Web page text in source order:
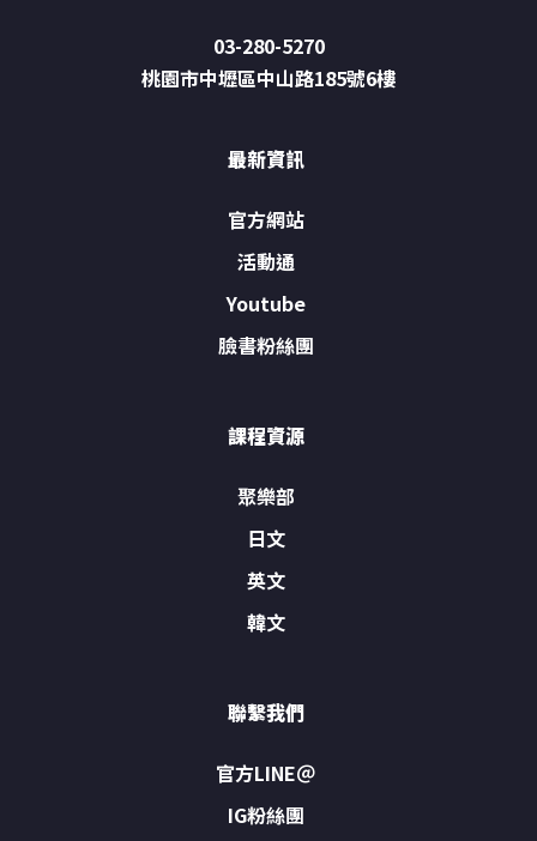
03-280-5270
桃園市中壢區中山路185號6樓
最新資訊
官方網站
活動通
Youtube
臉書粉絲團
課程資源
聚樂部
日文
英文
韓文
聯繫我們
官方LINE＠
IG粉絲團